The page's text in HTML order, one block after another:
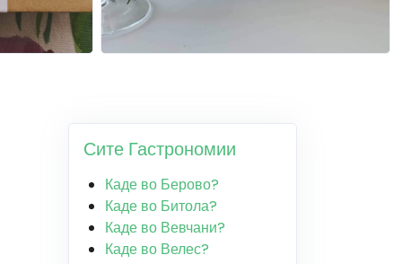
Сите Гастрономии
Каде во Берово?
Каде во Битола?
Каде во Вевчани?
Каде во Велес?